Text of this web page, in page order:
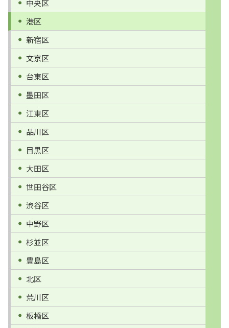
中央区
港区
新宿区
文京区
台東区
墨田区
江東区
品川区
目黒区
大田区
世田谷区
渋谷区
中野区
杉並区
豊島区
北区
荒川区
板橋区